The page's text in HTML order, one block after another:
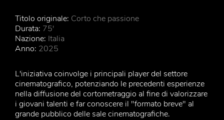
Titolo originale: Corto che passione
Durata: 75'
Nazione: Italia
Anno: 2025
L'iniziativa coinvolge i principali player del settore
cinematografico, potenziando le precedenti esperienze
nella diffusione del cortometraggio al fine di valorizzare
i giovani talenti e far conoscere il "formato breve" al
grande pubblico delle sale cinematografiche.